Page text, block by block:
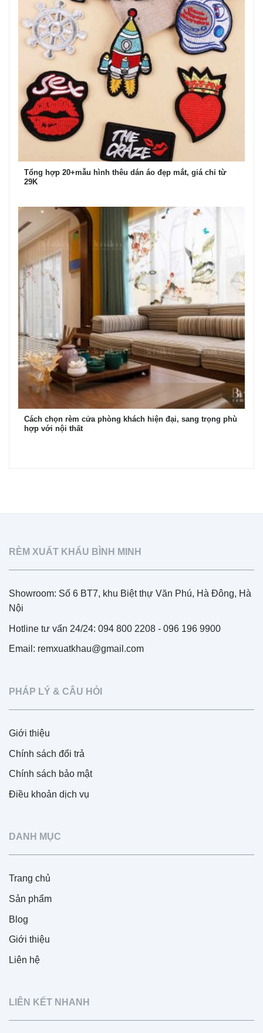
Tổng hợp 20+mẫu hình thêu dán áo đẹp mắt, giá chỉ từ
29K
Cách chọn rèm cửa phòng khách hiện đại, sang trọng phù
hợp với nội thất
RÈM XUẤT KHẨU BÌNH MINH
Showroom: Số 6 BT7, khu Biệt thự Văn Phú, Hà Đông, Hà
Nội
Hotline tư vấn 24/24: 094 800 2208 - 096 196 9900
Email: remxuatkhau@gmail.com
PHÁP LÝ & CÂU HỎI
Giới thiệu
Chính sách đổi trả
Chính sách bảo mật
Điều khoản dịch vụ
DANH MỤC
Trang chủ
Sản phẩm
Blog
Giới thiệu
Liên hệ
LIÊN KẾT NHANH